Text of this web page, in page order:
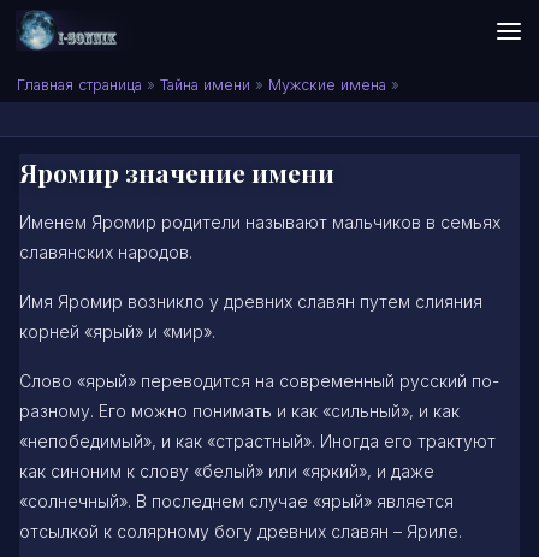
Skip to content
Сонник I-SONNIK.COM
Главная страница » Тайна имени » Мужские имена »
Яромир значение имени
Именем Яромир родители называют мальчиков в семьях
славянских народов.
Имя Яромир возникло у древних славян путем слияния
корней «ярый» и «мир».
Слово «ярый» переводится на современный русский по-
разному. Его можно понимать и как «сильный», и как
«непобедимый», и как «страстный». Иногда его трактуют
как синоним к слову «белый» или «яркий», и даже
«солнечный». В последнем случае «ярый» является
отсылкой к солярному богу древних славян – Яриле.